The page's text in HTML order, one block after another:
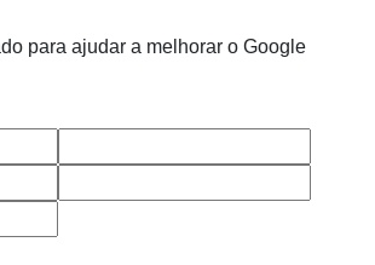
para ajudar a melhorar o Google